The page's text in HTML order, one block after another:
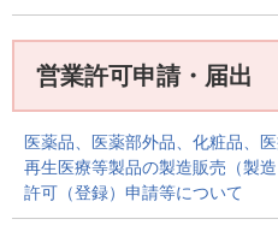
営業許可申請・届出
医薬品、医薬部外品、化粧品、
再生医療等製品の製造販売（製
許可（登録）申請等について